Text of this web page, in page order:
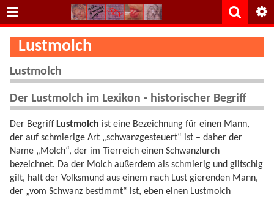
Lustmolch
Lustmolch
Der Lustmolch im Lexikon - historischer Begriff
Der Begriff Lustmolch ist eine Bezeichnung für einen Mann,
der auf schmierige Art „schwanzgesteuert“ ist – daher der
Name „Molch“, der im Tierreich einen Schwanzlurch
bezeichnet. Da der Molch außerdem als schmierig und glitschig
gilt, halt der Volksmund aus einem nach Lust gierenden Mann,
der „vom Schwanz bestimmt“ ist, eben einen Lustmolch